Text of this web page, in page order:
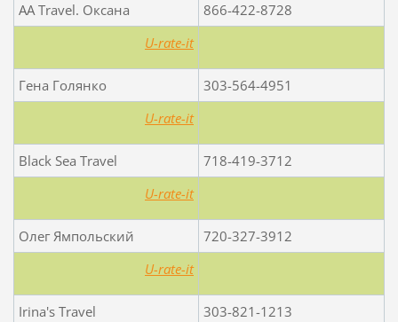
AA Travel. Оксана
866-422-8728
U-rate-it
Гена Голянко
303-564-4951
U-rate-it
Black Sea Travel
718-419-3712
U-rate-it
Олег Ямпольский
720-327-3912
U-rate-it
Irina's Travel
303-821-1213